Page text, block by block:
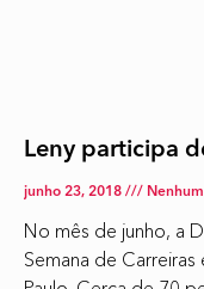
Leny participa
junho 23, 2018
No mês de junho, a
Semana de Carreiras